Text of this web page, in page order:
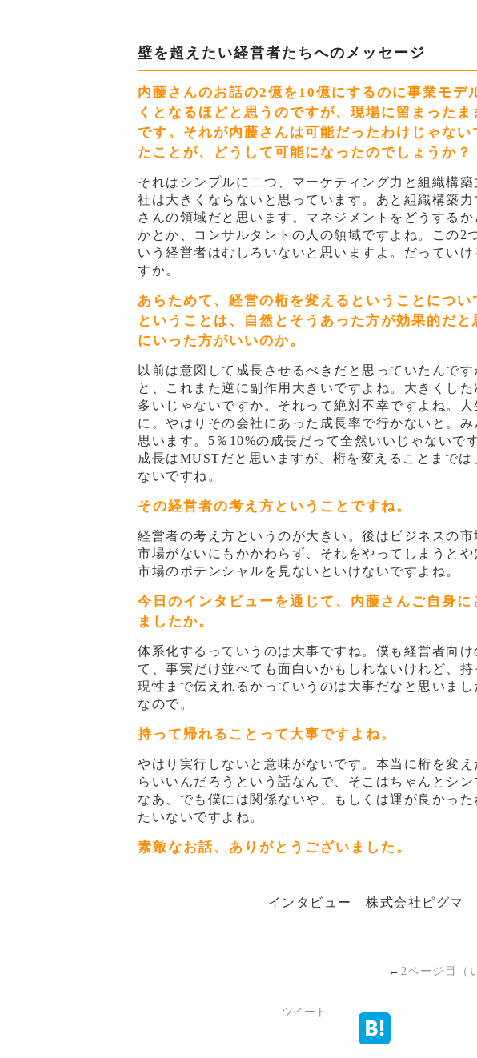
壁を超えたい経営者たちへのメッセージ
内藤さんのお話の2億を10億にするのに事業モデ
くとなるほどと思うのですが、現場に留まった
です。それが内藤さんは可能だったわけじゃな
たことが、どうして可能になったのでしょうか？
それはシンプルに二つ、マーケティング力と組織構
社は大きくならないと思っています。あと組織構築
さんの領域だと思います。マネジメントをどうする
かとか、コンサルタントの人の領域ですよね。この2
いう経営者はむしろいないと思いますよ。だってい
すか。
あらためて、経営の桁を変えるということにつ
ということは、自然とそうあった方が効果的だ
にいった方がいいのか。
以前は意図して成長させるべきだと思っていたんで
と、これまた逆に副作用大きいですよね。大きくし
多いじゃないですか。それって絶対不幸ですよね。
に。やはりその会社にあった成長率で行かないと。
思います。5％10%の成長だって全然いいじゃないです
成長はMUSTだと思いますが、桁を変えることまで
ないですね。
その経営者の考え方ということですね。
経営者の考え方というのが大きい。後はビジネスの
市場がないにもかかわらず、それをやってしまうと
市場のポテンシャルを見ないといけないですよね。
今日のインタビューを通じて、内藤さんご自身
ましたか。
体系化するっていうのは大事ですね。僕も経営者向
て、事実だけ並べても面白いかもしれないけれど、
現性まで伝えれるかっていうのは大事だなと思いま
なので。
持って帰れることって大事ですよね。
やはり実行しないと意味がないです。本当に桁を変
らいいんだろうという話なんで、そこはちゃんとシ
なあ、でも僕には関係ないや、もしくは運が良かっ
たいないですよね。
素敵なお話、ありがとうございました。
インタビュー 株式会社ピグマ
← 2ページ目（
ツイート